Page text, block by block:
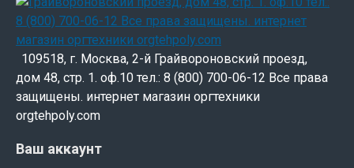
109518, г. Москва, 2-й Грайвороновский проезд,
дом 48, стр. 1. оф.10 тел.: 8 (800) 700-06-12 Все права
защищены. интернет магазин оргтехники
orgtehpoly.com
Ваш аккаунт